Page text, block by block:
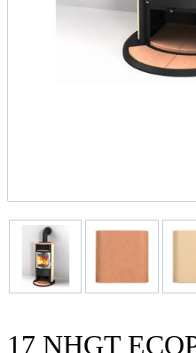
17 NHGT